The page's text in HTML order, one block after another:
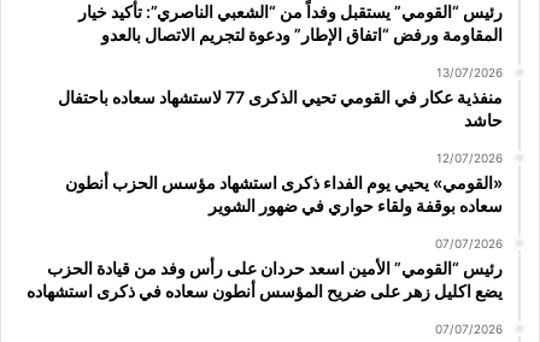
رئيس “القومي” يستقبل وفداً من “الشعبي الناصري”: تأكيد خيار
المقاومة ورفض “اتفاق الإطار” ودعوة لتجريم الاتصال بالعدو
13/07/2026
منفذية عكار في القومي تحيي الذكرى 77 لاستشهاد سعاده باحتفال
حاشد
12/07/2026
«القومي» يحيي يوم الفداء ذكرى استشهاد مؤسس الحزب أنطون
سعاده بوقفة ولقاء حواري في ضهور الشوير
07/07/2026
رئيس “القومي” الأمين اسعد حردان على رأس وفد من قيادة الحزب
يضع اكليل زهر على ضريح المؤسس أنطون سعاده في ذكرى استشهاده
07/07/2026